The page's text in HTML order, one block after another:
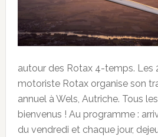
autour des Rotax 4-temps. Les
motoriste Rotax organise son
annuel à Wels, Autriche. Tous
bienvenus ! Au programme :
du vendredi et chaque jour,